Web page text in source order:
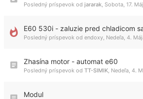
Posledný príspevok od jararak Sobota, 17.
E60 530i - zaluzie pred chladicom
Posledný príspevok od endoxy Nedeľa, 4.
Zhasína motor - automat e60
Posledný príspevok od TT-SIMIK Nedeľa, 4.
Modul